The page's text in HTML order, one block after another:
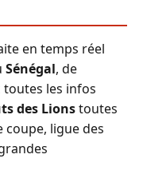
en temps réel
Sénégal, de
les infos
des Lionstoutes
coupe, ligue des